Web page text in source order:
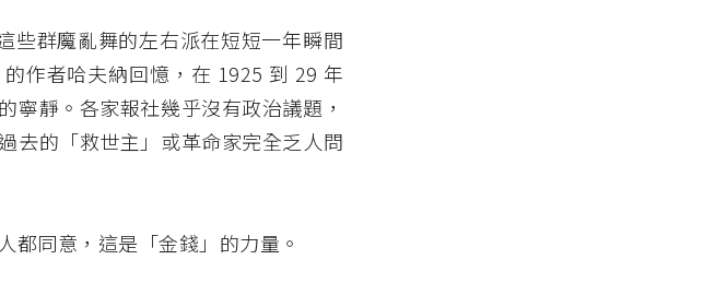
些群魔亂舞的左右派在短短一年瞬間
作者哈夫納回憶，在 1925 到 29 年
寧靜。各家報社幾乎沒有政治議題，
去的「救世主」或革命家完全乏人問
都同意，這是「金錢」的力量。